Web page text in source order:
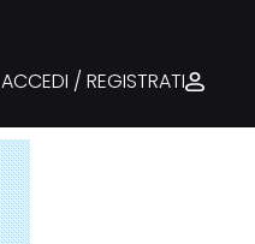
ACCEDI / REGISTRATI